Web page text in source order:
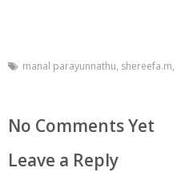
manal parayunnathu, shereefa.m,
No Comments Yet
Leave a Reply